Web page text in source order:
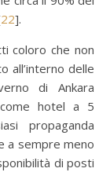
22].
coloro che non
all’interno delle
di Ankara
come hotel a 5
propaganda
a sempre meno
di posti